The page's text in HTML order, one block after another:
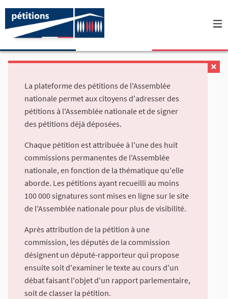
La plateforme des pétitions de l'Assemblée
nationale permet aux citoyens d'adresser des
pétitions à l'Assemblée nationale et de signer
des pétitions déjà déposées.
Chaque pétition est attribuée à l'une des huit
commissions permanentes de l'Assemblée
nationale, en fonction de la thématique qu'elle
aborde. Les pétitions ayant recueilli au moins
100 000 signatures sont mises en ligne sur le site
de l'Assemblée nationale pour plus de visibilité.
Après attribution de la pétition à une
commission, les députés de la commission
désignent un député-rapporteur qui propose
ensuite soit d'examiner le texte au cours d'un
débat faisant l'objet d'un rapport parlementaire,
soit de classer la pétition.